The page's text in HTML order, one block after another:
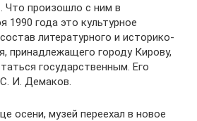
Что произошло с ним в
1990 года это культурное
литературного и историко-
принадлежащего городу Кирову,
государственным. Его
И. Демаков.
осени, музей переехал в новое